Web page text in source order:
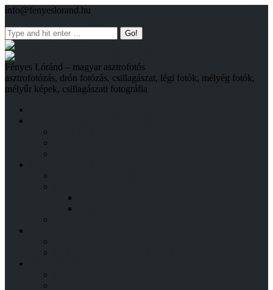
info@fenyeslorand.hu
Fényes Lóránd – magyar asztrofotós
asztrofotózás, drón fotózás, csillagászat, légi fotók, mélyég fotók,
mélyűr képek, csillagászati fotográfia